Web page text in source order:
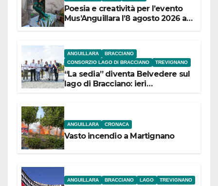
Poesia e creatività per l’evento
Mus’Anguillara l’8 agosto 2026 al
ANGUILLARA
BRACCIANO
CONSORZIO LAGO DI BRACCIANO
TREVIGNANO
“La sedia” diventa Belvedere sul
lago di Bracciano: ieri
ANGUILLARA CRONACA
Vasto incendio a Martignano
ANGUILLARA BRACCIANO LAGO TREVIGNANO